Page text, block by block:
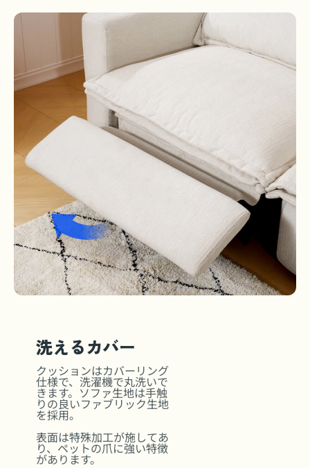
洗えるカバー
クッションはカバーリング
仕様で、洗濯機で丸洗いで
きます。ソファ生地は手触
りの良いファブリック生地
を採用。
表面は特殊加工が施してあ
り、ペットの爪に強い特徴
があります。